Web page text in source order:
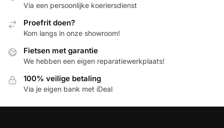
Via een persoonlijke koeriersdienst
Proefrit doen?
Kom langs in onze showroom!
Fietsen met garantie
We hebben een eigen reparatiewerkplaats!
100% veilige betaling
Via je eigen bank met iDeal